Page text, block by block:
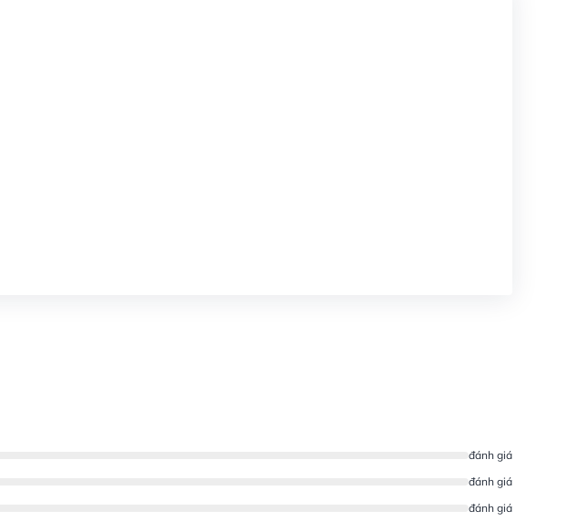
đánh giá
đánh giá
đánh giá